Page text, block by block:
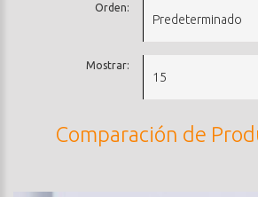
Orden:
Predeterminado
Mostrar:
15
Comparación de